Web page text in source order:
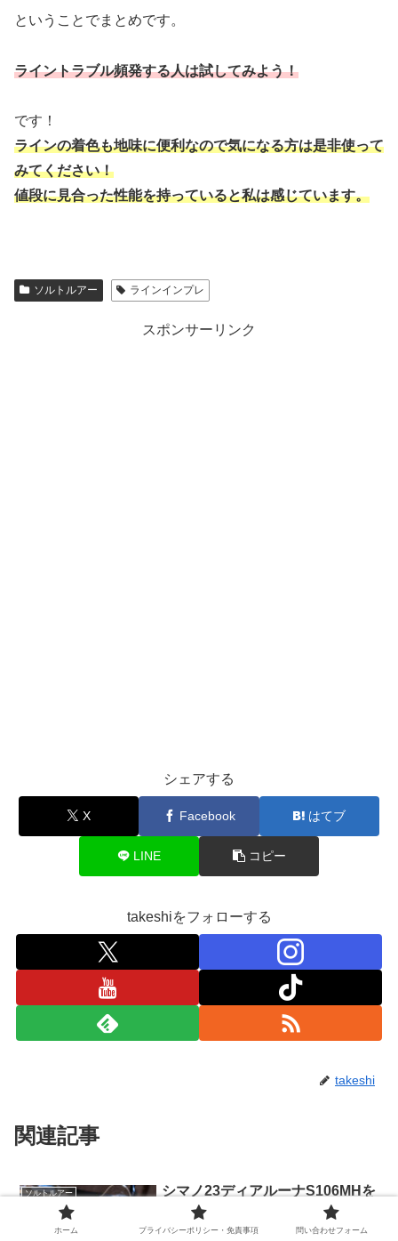
ということでまとめです。
ライントラブル頻発する人は試してみよう！
です！
ラインの着色も地味に便利なので気になる方は是非使って
みてください！
値段に見合った性能を持っていると私は感じています。
ソルトルアー ラインインプレ
スポンサーリンク
シェアする
X Facebook はてブ
LINE コピー
takeshiをフォローする
takeshi
関連記事
ソルトルアー
シマノ23ディアルーナS106MHを
使ってみた｜使用感まとめてみた
モノコックグリップについての不満は大
ホーム プライバシーポリシー・免責事項 問い合わせフォーム